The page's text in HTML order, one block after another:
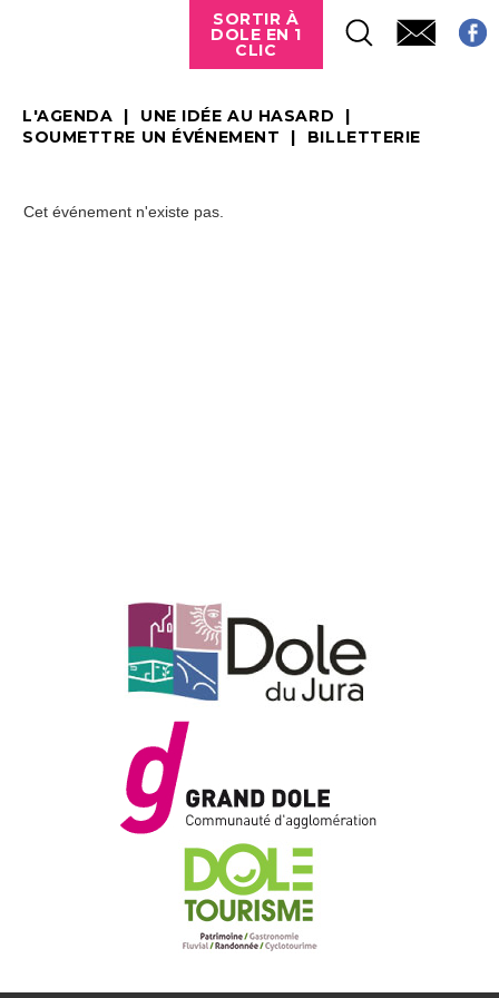
SORTIR À
DOLE EN 1
CLIC
L'AGENDA
UNE IDÉE AU HASARD
SOUMETTRE UN ÉVÉNEMENT
BILLETTERIE
Cet événement n'existe pas.